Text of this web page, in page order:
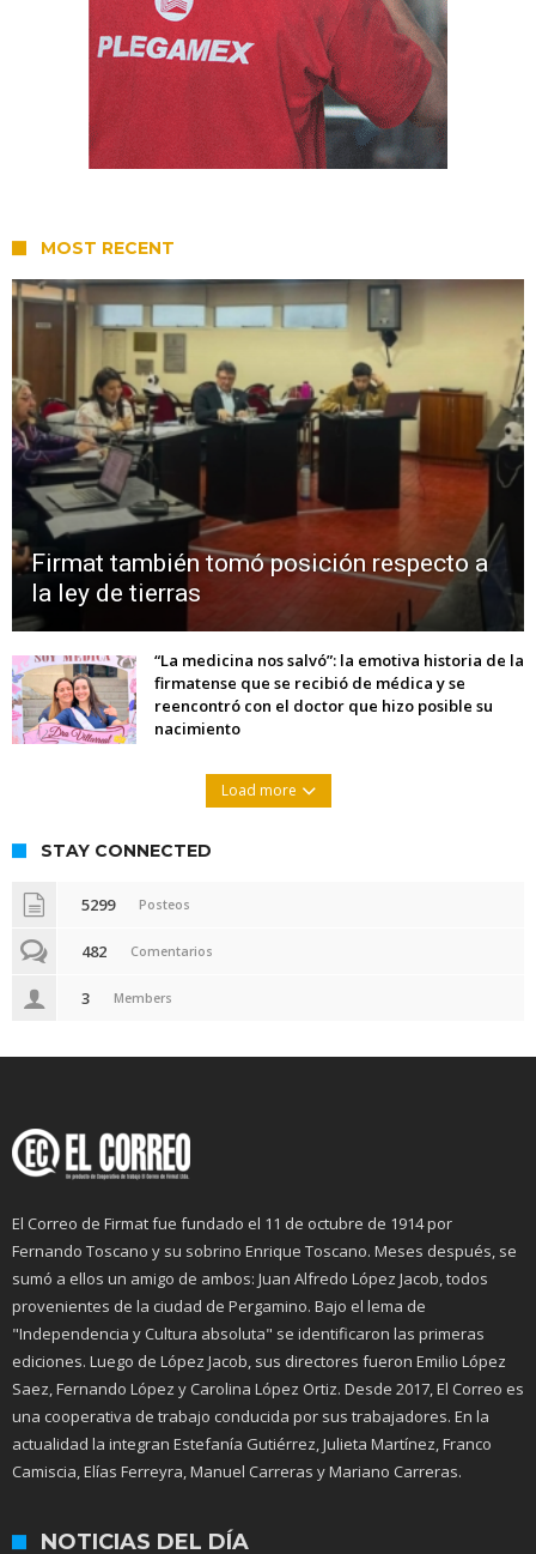
MOST RECENT
Firmat también tomó posición respecto a
la ley de tierras
“La medicina nos salvó”: la emotiva historia de la
firmatense que se recibió de médica y se
reencontró con el doctor que hizo posible su
nacimiento
Load more
STAY CONNECTED
5299 Posteos
482 Comentarios
3 Members
El Correo de Firmat fue fundado el 11 de octubre de 1914 por
Fernando Toscano y su sobrino Enrique Toscano. Meses después, se
sumó a ellos un amigo de ambos: Juan Alfredo López Jacob, todos
provenientes de la ciudad de Pergamino. Bajo el lema de
"Independencia y Cultura absoluta" se identificaron las primeras
ediciones. Luego de López Jacob, sus directores fueron Emilio López
Saez, Fernando López y Carolina López Ortiz. Desde 2017, El Correo es
una cooperativa de trabajo conducida por sus trabajadores. En la
actualidad la integran Estefanía Gutiérrez, Julieta Martínez, Franco
Camiscia, Elías Ferreyra, Manuel Carreras y Mariano Carreras.
NOTICIAS DEL DÍA